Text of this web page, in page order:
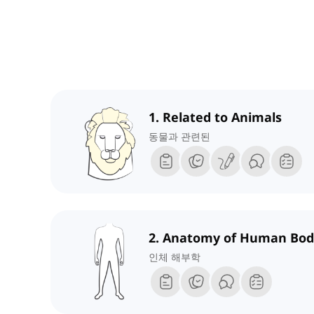
1. Related to Animals
동물과 관련된
2. Anatomy of Human
인체 해부학